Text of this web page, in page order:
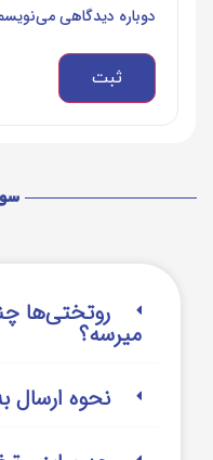
دوباره دیدگاهی
روتختی‌‌ها
میرسه؟
نحوه